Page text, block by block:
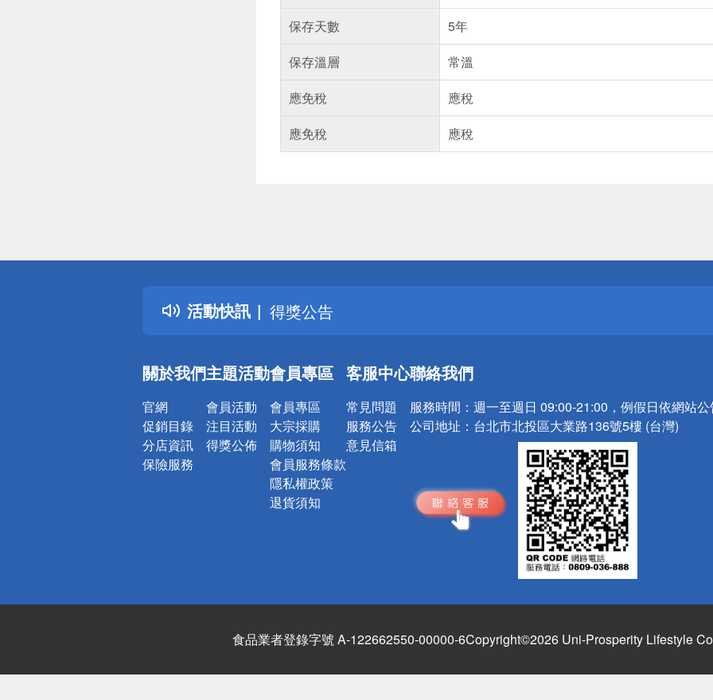
保存天數
5年
保存溫層
常溫
應免稅
應稅
應免稅
應稅
活動快訊
偏遠地區配送
詐騙網頁！請小心！
得獎公告
熱門話題
偏遠地區配送
詐騙網頁！請小心！
關於我們
官網
促銷目錄
分店資訊
保險服務
主題活動
會員活動
注目活動
得獎公佈
會員專區
會員專區
大宗採購
購物須知
會員服務條款
隱私權政策
退貨須知
客服中心
常見問題
服務公告
意見信箱
聯絡我們
服務時間： 週一至週日 09:00-21:00，例假日依網站
公司地址： 台北市北投區大業路136號5樓 (台灣)
食品業者登錄字號 A-122662550-00000-6Copyright©2026 Uni-Prosperity Lifestyle